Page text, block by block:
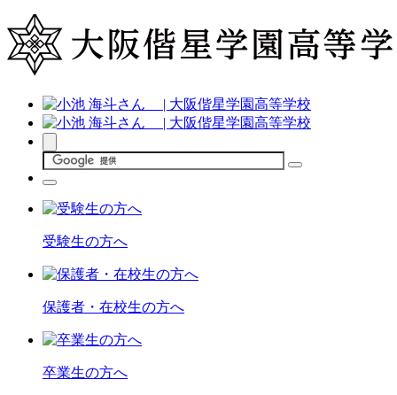
受験生の方へ
保護者・在校生の方へ
卒業生の方へ